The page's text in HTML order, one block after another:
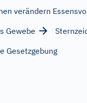
verändern
Gewebe
Gesetzgebung